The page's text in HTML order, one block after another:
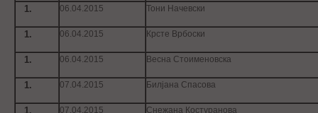
06.04.2015 Тони Начевски
06.04.2015 Крсте Врбоски
06.04.2015 Весна Стоименовска
07.04.2015 Билјана Спасова
07.04.2015 Снежана Костуранова